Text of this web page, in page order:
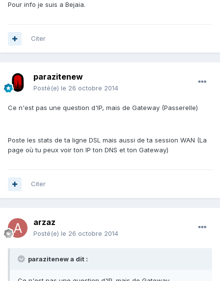
Pour info je suis a Bejaia.
Citer
parazitenew
Posté(e) le 26 octobre 2014
Ce n'est pas une question d'IP, mais de Gateway (Passerelle)
Poste les stats de ta ligne DSL mais aussi de ta session WAN (La
page où tu peux voir ton IP ton DNS et ton Gateway)
Citer
arzaz
Posté(e) le 26 octobre 2014
parazitenew a dit :